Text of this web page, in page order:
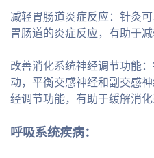
减轻胃肠道炎症反应：针灸
胃肠道的炎症反应，有助于减
改善消化系统神经调节功能
动，平衡交感神经和副交感
经调节功能，有助于缓解消化
呼吸系统疾病：